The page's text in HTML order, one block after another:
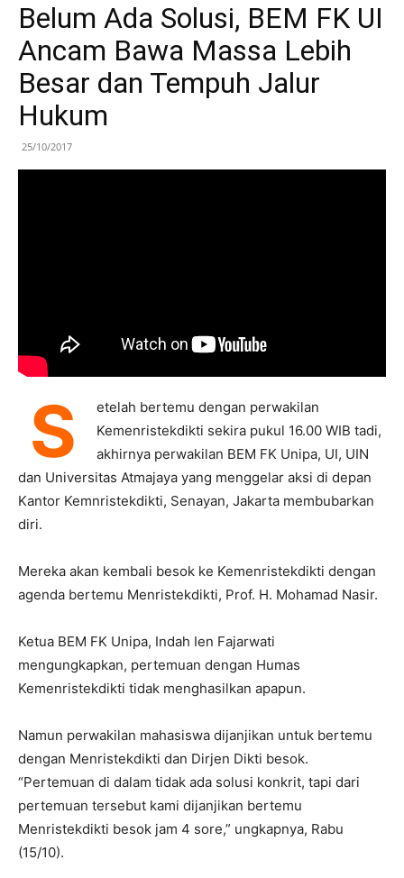
Belum Ada Solusi, BEM FK UI
Ancam Bawa Massa Lebih
Besar dan Tempuh Jalur
Hukum
25/10/2017
S
etelah bertemu dengan perwakilan
Kemenristekdikti sekira pukul 16.00 WIB tadi,
akhirnya perwakilan BEM FK Unipa, UI, UIN
dan Universitas Atmajaya yang menggelar aksi di depan
Kantor Kemnristekdikti, Senayan, Jakarta membubarkan
diri.
Mereka akan kembali besok ke Kemenristekdikti dengan
agenda bertemu Menristekdikti, Prof. H. Mohamad Nasir.
Ketua BEM FK Unipa, Indah Ien Fajarwati
mengungkapkan, pertemuan dengan Humas
Kemenristekdikti tidak menghasilkan apapun.
Namun perwakilan mahasiswa dijanjikan untuk bertemu
dengan Menristekdikti dan Dirjen Dikti besok.
“Pertemuan di dalam tidak ada solusi konkrit, tapi dari
pertemuan tersebut kami dijanjikan bertemu
Menristekdikti besok jam 4 sore,” ungkapnya, Rabu
(15/10).